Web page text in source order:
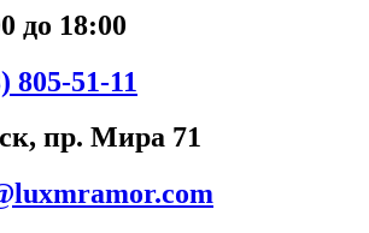
до 18:00
805-51-11
пр. Мира 71